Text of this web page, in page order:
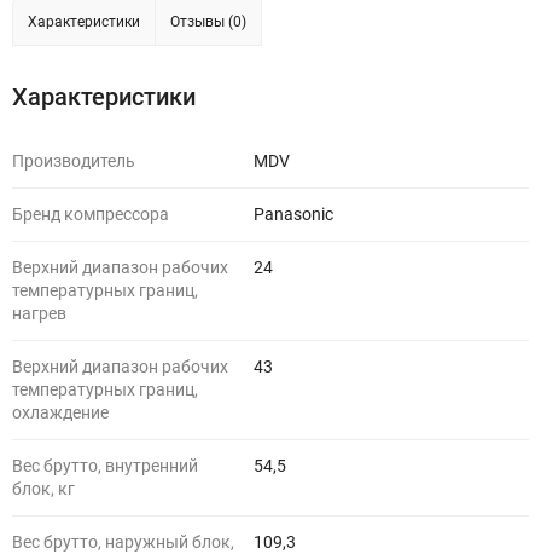
Характеристики Отзывы (0)
Характеристики
Производитель MDV
Бренд компрессора Panasonic
Верхний диапазон рабочих
температурных границ,
нагрев
24
Верхний диапазон рабочих
температурных границ,
охлаждение
43
Вес брутто, внутренний
блок, кг
54,5
Вес брутто, наружный блок,
109,3